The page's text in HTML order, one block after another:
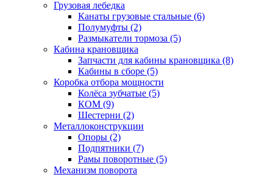
Грузовая лебедка
Канаты грузовые стальные (6)
Полумуфты (2)
Размыкатели тормоза (5)
Кабина крановщика
Запчасти для кабины крановщика (8)
Кабины в сборе (5)
Коробка отбора мощности
Колёса зубчатые (5)
КОМ (9)
Шестерни (2)
Металлоконструкции
Опоры (2)
Подпятники (7)
Рамы поворотные (5)
Механизм поворота